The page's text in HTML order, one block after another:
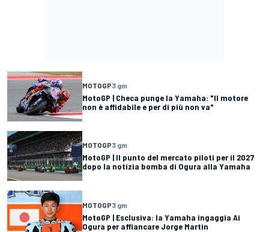
MOTOGP3 gm
MotoGP | Checa punge la Yamaha: "Il motore
non è affidabile e per di più non va"
MOTOGP3 gm
MotoGP | Il punto del mercato piloti per il 2027
dopo la notizia bomba di Ogura alla Yamaha
MOTOGP3 gm
MotoGP | Esclusiva: la Yamaha ingaggia Ai
Ogura per affiancare Jorge Martin